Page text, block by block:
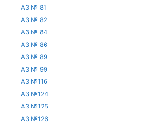
АЗ № 81
АЗ № 82
АЗ № 84
АЗ № 86
АЗ № 89
АЗ № 99
АЗ №116
АЗ №124
АЗ №125
АЗ №126